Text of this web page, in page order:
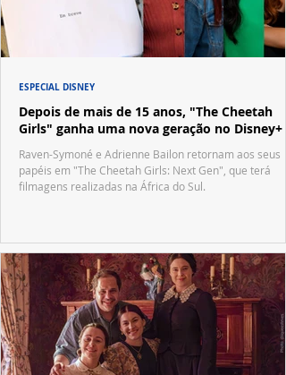
Depois de mais de 15 anos, "The Cheetah
Girls" ganha uma nova geração no Disney+
Raven-Symoné e Adrienne Bailon retornam aos seus
papéis em "The Cheetah Girls: Next Gen", que terá
filmagens realizadas na África do Sul.
ESPECIAL DISNEY